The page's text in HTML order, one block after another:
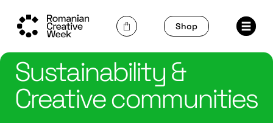
content
Shop
Sustainability &
Creative communities